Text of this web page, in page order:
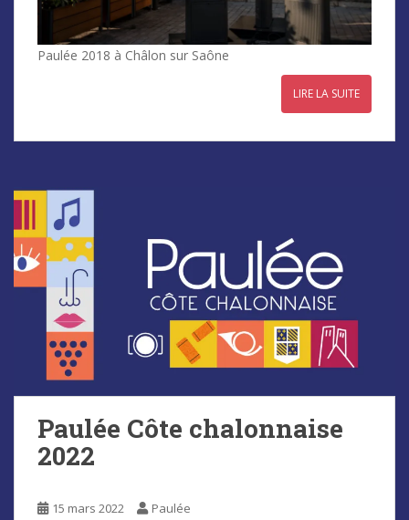
Paulée 2018 à Châlon sur Saône
LIRE LA SUITE
Paulée Côte chalonnaise
2022
15 mars 2022 Paulée